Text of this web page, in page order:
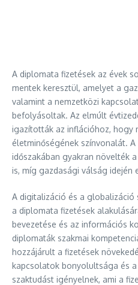
A diplomata fizetések az évek
mentek keresztül, amelyet a
valamint a nemzetközi
befolyásoltak. Az elmúlt
igazították az inflációhoz, hogy
életminőségének színvonalát.
időszakában gyakran növelték
is, míg gazdasági válság idején
A digitalizáció és a
a diplomata fizetések
bevezetése és az információs
diplomaták szakmai
hozzájárult a fizetések
kapcsolatok bonyolultsága és
szaktudást igényelnek, ami a